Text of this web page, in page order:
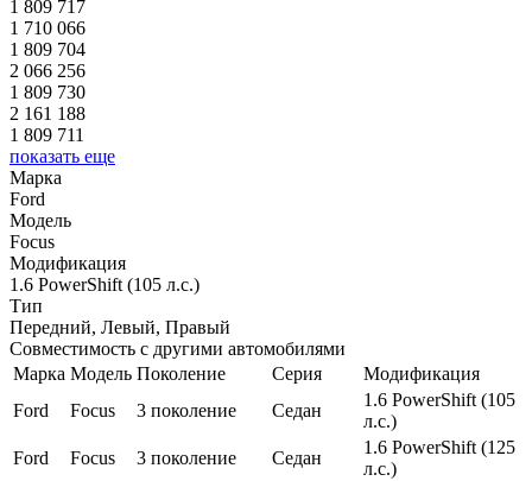
1 809 717
1 710 066
1 809 704
2 066 256
1 809 730
2 161 188
1 809 711
показать еще
Марка
Ford
Модель
Focus
Модификация
1.6 PowerShift (105 л.с.)
Тип
Передний, Левый, Правый
Совместимость с другими автомобилями
Марка Модель Поколение Серия
Модификация
Ford
Focus 3 поколение Седан
1.6 PowerShift (105
л.с.)
Ford
Focus 3 поколение Седан
1.6 PowerShift (125
л.с.)